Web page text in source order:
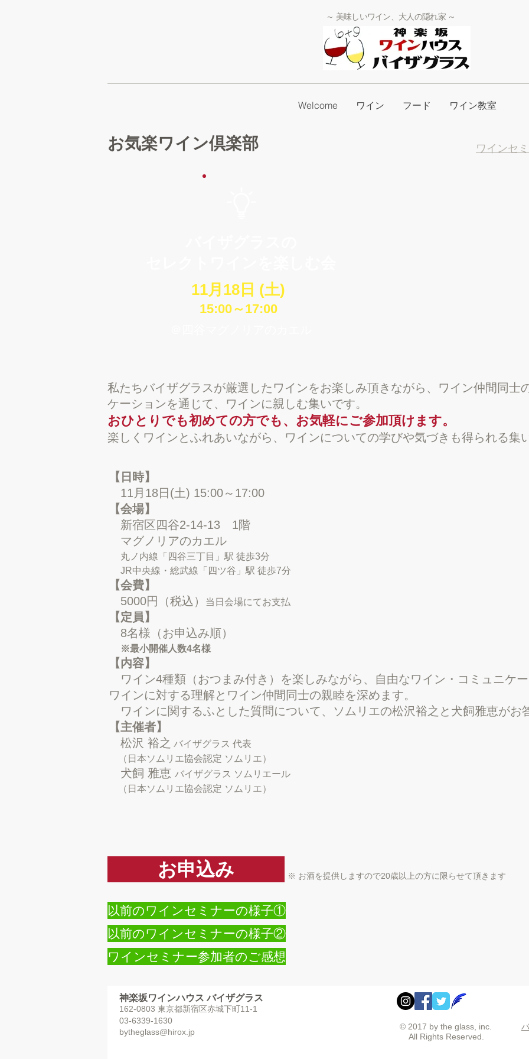
～ 美味しいワイン、大人の隠れ家 ～
Welcome ワイン フード ワイン教室
お気楽ワイン倶楽部 ワインセ
11月18日 (土)
15:00～17:00
私たちバイザグラスが厳選したワインをお楽しみ頂きながら、 ワイン仲間同士
ケーションを通じて、ワインに親しむ集いです。
おひとりでも初めての方でも、お気軽にご参加頂けます。
楽しくワインとふれあいながら、ワインについての学びや気づきも得られる集
【日時】
11月18日(土) 15:00～17:00
【会場】
新宿区四谷2-14-13 1階
マグノリアのカエル
丸ノ内線「四谷三丁目」駅 徒歩3分
JR中央線・総武線「四ツ谷」駅 徒歩7分
【会費】
5000円（税込）
当日会場にてお支払
【定員】
8名様（お申込み順）
※最小開催人数4名様
【内容】
ワイン4種類（おつまみ付き）を楽しみながら、自由なワイン・コミュニケー
ワインに対する理解とワイン仲間同士の親睦を深めます。
ワインに関するふとした質問について、ソムリエの松沢裕之と犬飼雅恵がお
【主催者】
松沢 裕之 バイザグラス 代表
（日本ソムリエ協会認定 ソムリエ）
犬飼 雅恵 バイザグラス ソムリエール
（日本ソムリエ協会認定 ソムリエ）
お申込み ※ お酒を提供しますので20歳以上の方に限らせて頂きます
以前のワインセミナーの様子①
以前のワインセミナーの様子②
ワインセミナー参加者のご感想
神楽坂ワインハウス バイザグラス
162-0803 東京都新宿区赤城下町11-1
03-6339-1630
bytheglass@hirox.jp
© 2017 by the glass, inc.
All Rights Reserved.